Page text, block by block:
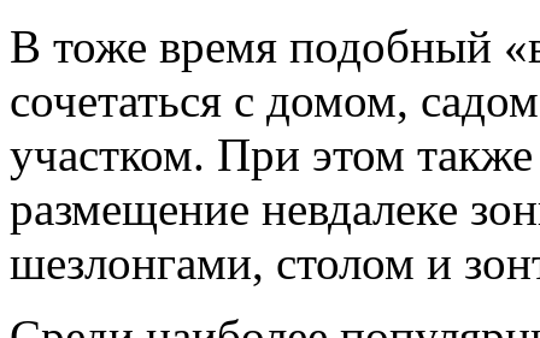
В тоже время подобный
сочетаться с домом,
участком. При этом
размещение невдалеке
шезлонгами, столом и